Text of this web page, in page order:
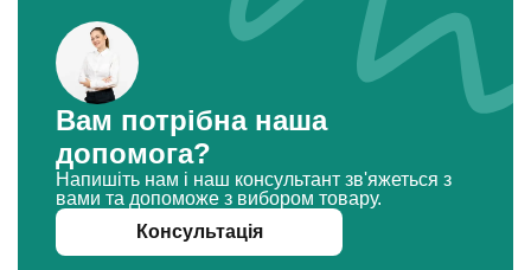
Вам потрібна наша
допомога?
Напишіть нам і наш консультант зв'яжеться з
вами та допоможе з вибором товару.
Консультація